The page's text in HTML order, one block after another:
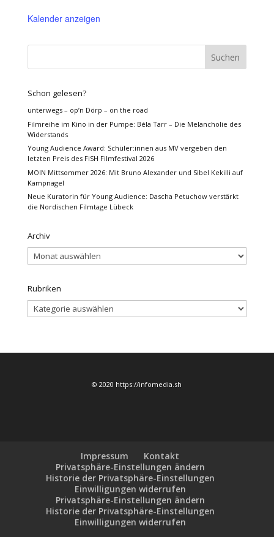
Kalender anzeigen
Schon gelesen?
unterwegs – op’n Dörp – on the road
Filmreihe im Kino in der Pumpe: Béla Tarr – Die Melancholie des
Widerstands
Young Audience Award: Schüler:innen aus MV vergeben den
letzten Preis des FiSH Filmfestival 2026
MOIN Mittsommer 2026: Mit Bruno Alexander und Sibel Kekilli auf
Kampnagel
Neue Kuratorin für Young Audience: Dascha Petuchow verstärkt
die Nordischen Filmtage Lübeck
Archiv
Archiv
Rubriken
Rubriken
© 2020 https://infomedia.sh
Impressum
Kontakt
Privatsphäre-Einstellungen ändern
Historie der Privatsphäre-Einstellungen
Einwilligungen widerrufen
Privatsphäre-Einstellungen ändern
Historie der Privatsphäre-Einstellungen
Einwilligungen widerrufen